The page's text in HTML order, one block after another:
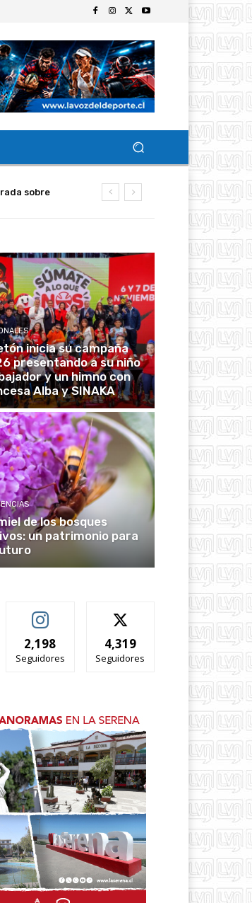
inicia su campaña
presentando a su niño
y un himno con
Alba y SINAKA
de los bosques
un patrimonio para
2,198
Seguidores
4,319
Seguidores